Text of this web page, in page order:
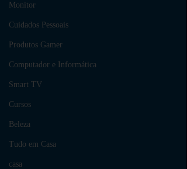
Monitor
Cuidados Pessoais
Produtos Gamer
Computador e Informática
Smart TV
Cursos
Beleza
Tudo em Casa
casa